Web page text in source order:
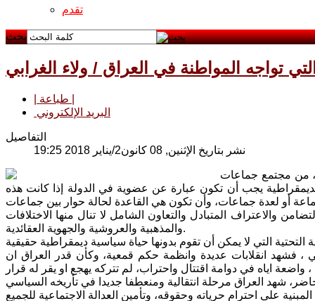
تقدم
بحث
تواجه المواطنة في العراق / ولاء الغرابي
البريد الإلكتروني
التفاصيل
نشر بتاريخ الإثنين, 08 كانون2/يناير 2018 19:25
من مجتمع جماعات
يجب أن تكون عبارة عن عضوية في الدولة إذا كانت هذه
العقائدية ‎والمذهبية والعروشية والجهوية.
، فشهد انقلابات عديدة وانظمة حكم قمعية، وكأن قدر العراق ان